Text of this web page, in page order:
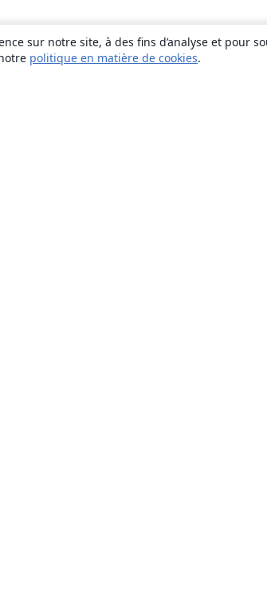
sur notre site, à des fins d’analyse et pour
politique en matière de cookies.